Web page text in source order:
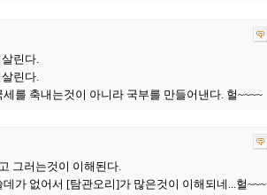
린다.
린다.
를 축내는것이 아니라 국부를 만들어낸다. 헐~~~~
그러는것이 이해된다.
가 없어서 [탐관오리]가 많은것이 이해되네...헐~~~